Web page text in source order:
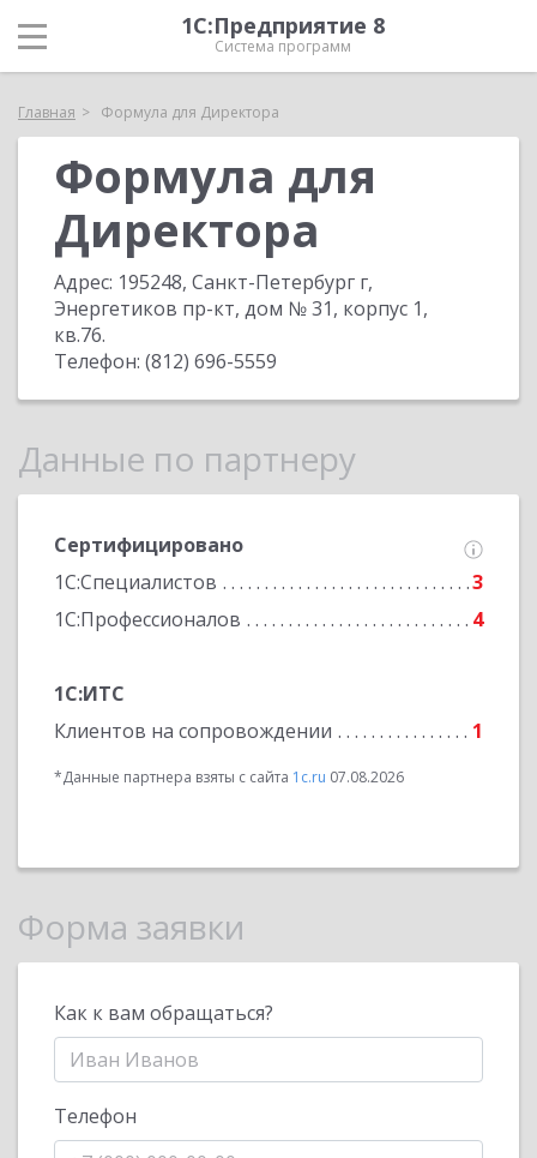
1С:Предприятие 8
Система программ
Главная Формула для Директора
Формула для
Директора
Адрес: 195248, Санкт-Петербург г,
Энергетиков пр-кт, дом № 31, корпус 1,
кв.76.
Телефон: (812) 696-5559
Данные по партнеру
Сертифицировано
1С:Специалистов
3
1С:Профессионалов
4
1С:ИТС
Клиентов на сопровождении
1
*Данные партнера взяты с сайта 1c.ru 07.08.2026
Форма заявки
Как к вам обращаться?
Телефон